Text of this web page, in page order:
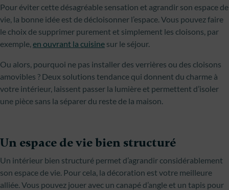
Pour éviter cette désagréable sensation et agrandir son espace de
vie, la bonne idée est de décloisonner l’espace. Vous pouvez faire
le choix de supprimer purement et simplement les cloisons, par
exemple, en ouvrant la cuisine sur le séjour.
Ou alors, pourquoi ne pas installer des verrières ou des cloisons
amovibles ? Deux solutions tendance qui donnent du charme à
votre intérieur, laissent passer la lumière et permettent d’isoler
une pièce sans la séparer du reste de la maison.
Un espace de vie bien structuré
Un intérieur bien structuré permet d’agrandir considérablement
son espace de vie. Pour cela, la décoration est votre meilleure
alliée. Vous pouvez jouer avec un canapé d’angle et un tapis pour